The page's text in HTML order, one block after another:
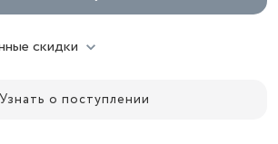
скидки
Узнать о поступлении